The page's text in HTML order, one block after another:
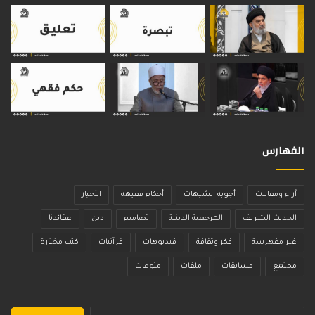
الفهارس
آراء ومقالات أجوبة الشبهات أحكام فقيهة الأخبار
الحديث الشريف المرجعية الدينية تصاميم دين عقائدنا
غير مفهرسة فكر وثقافة فيديوهات قرآنيات كتب مختارة
مجتمع مسابقات ملفات منوعات